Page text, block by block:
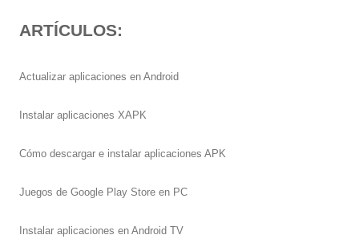
ARTÍCULOS:
Actualizar aplicaciones en Android
Instalar aplicaciones XAPK
Cómo descargar e instalar aplicaciones APK
Juegos de Google Play Store en PC
Instalar aplicaciones en Android TV